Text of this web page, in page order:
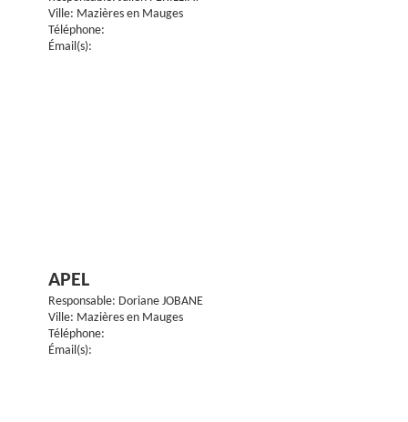
Ville: Mazières en Mauges
Téléphone:
Émail(s):
APEL
Responsable: Doriane JOBANE
Ville: Mazières en Mauges
Téléphone:
Émail(s):